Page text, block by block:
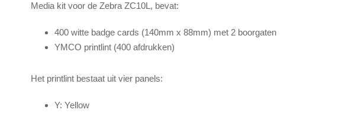
Media kit voor de Zebra ZC10L, bevat:
400 witte badge cards (140mm x 88mm) met 2 boorgaten
YMCO printlint (400 afdrukken)
Het printlint bestaat uit vier panels:
Y: Yellow